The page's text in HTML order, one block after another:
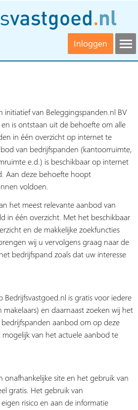
Inloggen
initiatief van Beleggingspanden.nl BV
en is ontstaan uit de behoefte om alle
in één overzicht op internet te
van bedrijfspanden (kantoorruimte,
e.d.) is beschikbaar op internet
Aan deze behoefte hoopt
voldoen.
het meest relevante aanbod van
in één overzicht. Met het beschikbaar
en de makkelijke zoekfuncties
wij u vervolgens graag naar de
bedrijfspand zoals dat uw interesse
Bedrijfsvastgoed.nl is gratis voor iedere
en daarnaast zoeken wij het
aanbod om op deze
van het actuele aanbod te
onafhankelijke site en het gebruik van
gratis. Het gebruik van
risico en aan de informatie